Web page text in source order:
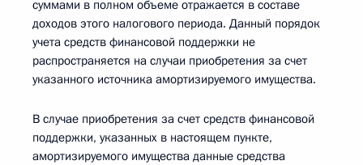
суммами в полном объеме отражается в составе
доходов этого налогового периода. Данный порядок
учета средств финансовой поддержки не
распространяется на случаи приобретения за счет
указанного источника амортизируемого имущества.
В случае приобретения за счет средств финансовой
поддержки, указанных в настоящем пункте,
амортизируемого имущества данные средства